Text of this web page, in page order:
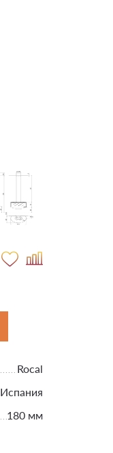
Rocal
Испания
180 мм